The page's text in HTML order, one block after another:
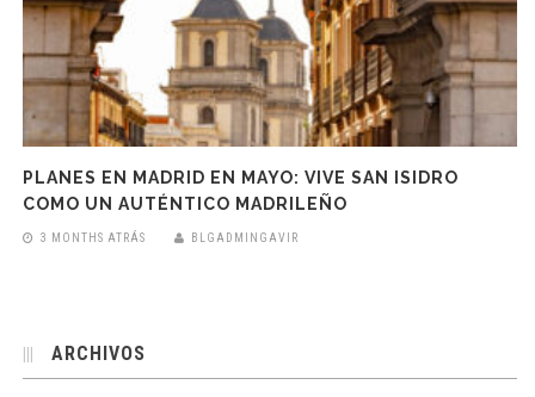
PLANES EN MADRID EN MAYO: VIVE SAN ISIDRO
COMO UN AUTÉNTICO MADRILEÑO
3 MONTHS ATRÁS BLGADMINGAVIR
ARCHIVOS